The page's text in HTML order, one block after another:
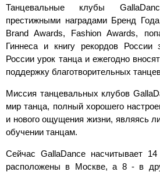
Танцевальные клубы
престижными наградами Бренд
Brand Awards, Fashion Awards,
Гиннеса и книгу рекордов
России урок танца и ежегодно
поддержку благотворительных
Миссия танцевальных клубов
мир танца, полный хорошего
и нового ощущения жизни, являясь
обучении танцам.
Сейчас GallaDance насчитывает
расположены в Москве, а 8 - в